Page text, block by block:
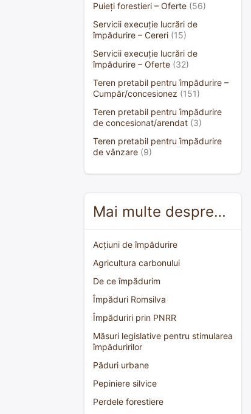
Puieți forestieri – Oferte (56)
Servicii execuție lucrări de
împădurire – Cereri (15)
Servicii execuție lucrări de
împădurire – Oferte (32)
Teren pretabil pentru împădurire –
Cumpăr/concesionez (151)
Teren pretabil pentru împădurire
de concesionat/arendat (3)
Teren pretabil pentru împădurire
de vânzare (9)
Mai multe despre…
Acțiuni de împădurire
Agricultura carbonului
De ce împădurim
Împăduri Romsilva
Împăduriri prin PNRR
Măsuri legislative pentru stimularea
împăduririlor
Păduri urbane
Pepiniere silvice
Perdele forestiere